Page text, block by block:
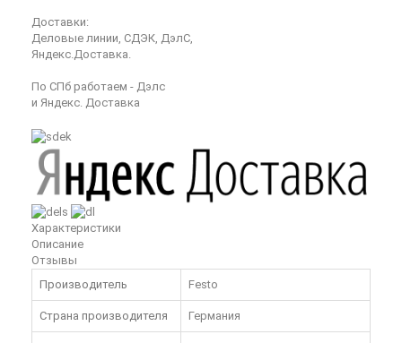
Доставки:
Деловые линии, СДЭК, ДэлС,
Яндекс.Доставка.
По СПб работаем - Дэлс
и Яндекс. Доставка
Характеристики
Описание
Отзывы
Производитель
Festo
Страна производителя Германия